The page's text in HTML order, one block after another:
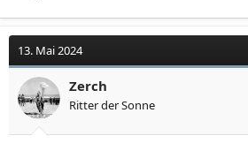
13. Mai 2024
Zerch
Ritter der Sonne